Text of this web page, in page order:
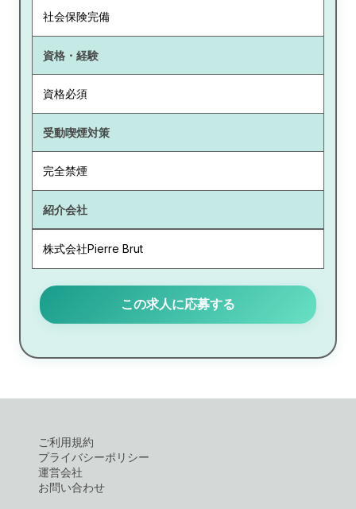
社会保険完備
資格・経験
資格必須
受動喫煙対策
完全禁煙
紹介会社
株式会社Pierre Brut
この求人に応募する
ご利用規約
プライバシーポリシー
運営会社
お問い合わせ